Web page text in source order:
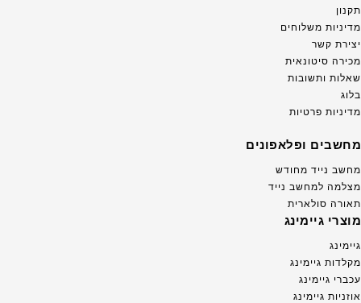
תקנון
מדיניות משלוחים
יצירת קשר
מכירה סיטונאית
שאלות ותשובות
בלוג
מדיניות פרטיות
מחשבים ופלאפונים
מחשב נייד מחודש
מצלמה למחשב נייד
תאורה סולארית
מוצרי גיימינג
גיימינג
מקלדות גיימינג
עכברי גיימינג
אוזניות גיימינג